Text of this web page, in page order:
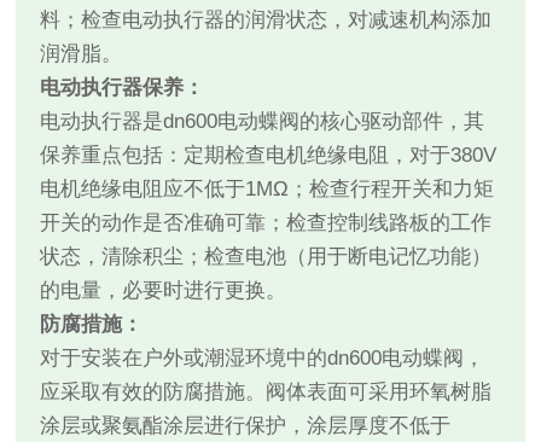
料；检查电动执行器的润滑状态，对减速机构添加
润滑脂。
电动执行器保养：
电动执行器是dn600电动蝶阀的核心驱动部件，其
保养重点包括：定期检查电机绝缘电阻，对于380V
电机绝缘电阻应不低于1MΩ；检查行程开关和力矩
开关的动作是否准确可靠；检查控制线路板的工作
状态，清除积尘；检查电池（用于断电记忆功能）
的电量，必要时进行更换。
防腐措施：
对于安装在户外或潮湿环境中的dn600电动蝶阀，
应采取有效的防腐措施。阀体表面可采用环氧树脂
涂层或聚氨酯涂层进行保护，涂层厚度不低于